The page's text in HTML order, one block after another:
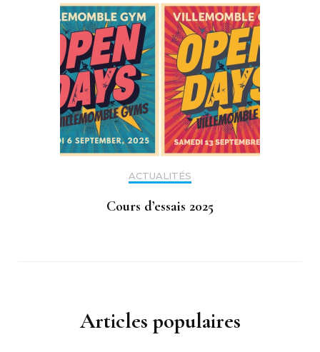
ACTUALITÉS
Cours d’essais 2025
Articles populaires